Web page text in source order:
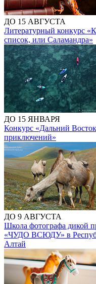
ДО 15 АВГУСТА
Литературный конкурс
список, или Саламандра»
ДО 15 ЯНВАРЯ
Конкурс «Дальний
приключений»
ДО 9 АВГУСТА
Школа фотографа дикой
«ЧУДО ВСЮДУ» в
Алтай